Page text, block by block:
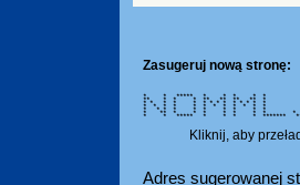
Zasugeruj nową stronę:
* * ***** * * * * * *
** * * * ** ** **
* * * * * * * * * * *
* * * * * * * * * *
* * * * * * * * *
* ** * * * * * *
* * ***** * * * * *******
Kliknij, aby
Adres sugerowanej